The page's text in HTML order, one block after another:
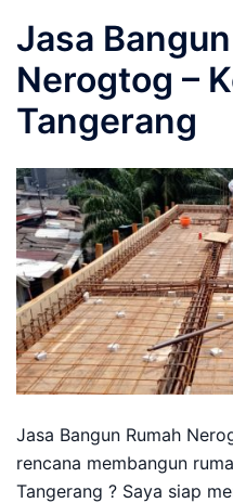
Jasa
Nerogtog –
Tangerang
Jasa Bangun Rumah
rencana membangun
Tangerang ? Saya siap